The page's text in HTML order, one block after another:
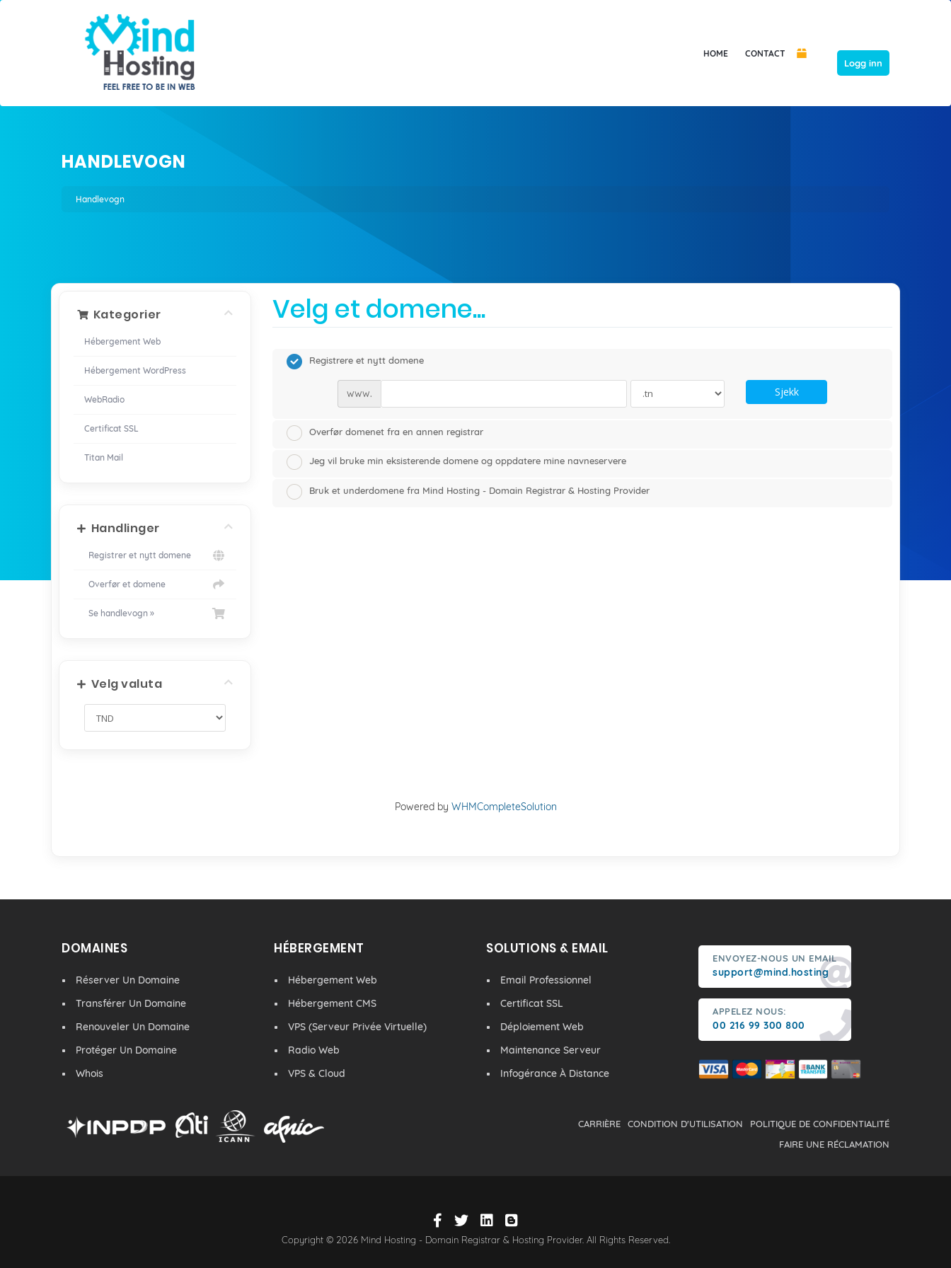
HOME CONTACT
Logg inn
HANDLEVOGN
Handlevogn
Kategorier
Hébergement Web
Hébergement WordPress
WebRadio
Certificat SSL
Titan Mail
Handlinger
Registrer et nytt domene
Overfør et domene
Se handlevogn »
Velg valuta
Velg et domene...
Registrere et nytt domene
www. Sjekk
Overfør domenet fra en annen registrar
Jeg vil bruke min eksisterende domene og oppdatere mine navneservere
Bruk et underdomene fra Mind Hosting - Domain Registrar & Hosting Provider
Powered by WHMCompleteSolution
DOMAINES
Réserver Un Domaine
Transférer Un Domaine
Renouveler Un Domaine
Protéger Un Domaine
Whois
HÉBERGEMENT
Hébergement Web
Hébergement CMS
VPS (Serveur Privée Virtuelle)
Radio Web
VPS & Cloud
SOLUTIONS & EMAIL
Email Professionnel
Certificat SSL
Déploiement Web
Maintenance Serveur
Infogérance À Distance
ENVOYEZ-NOUS UN EMAIL
support@mind.hosting
APPELEZ NOUS:
00 216 99 300 800
POLITIQUE DE CONFIDENTIALITÉ
CONDITION D'UTILISATION
CARRIÈRE
FAIRE UNE RÉCLAMATION
Copyright © 2026 Mind Hosting - Domain Registrar & Hosting Provider. All Rights Reserved.